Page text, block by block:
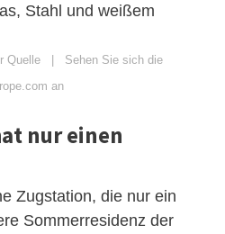
Stahl und weißem
Quelle | Sehen Sie sich die
an
nur einen
Zugstation, die nur ein
Sommerresidenz der